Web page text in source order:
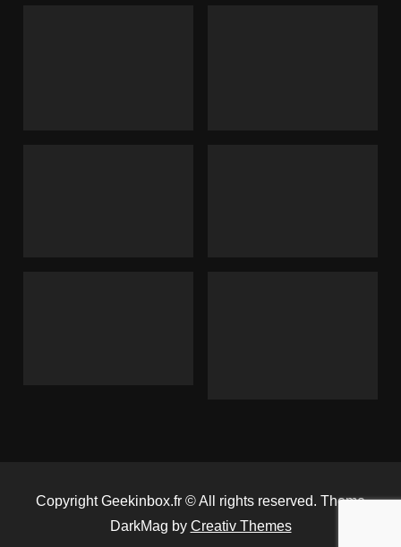
Copyright Geekinbox.fr © All rights reserved. Theme
DarkMag by Creativ Themes